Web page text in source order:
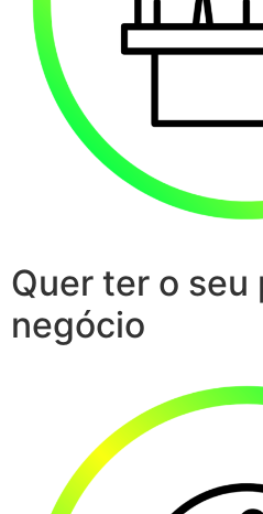
Quer ter o seu
negócio